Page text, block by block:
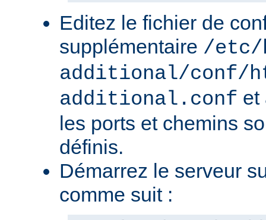
Editez le fichier de
supplémentaire /etc/
additional/conf/
additional.conf et
les ports et chemins
définis.
Démarrez le serveur
comme suit :